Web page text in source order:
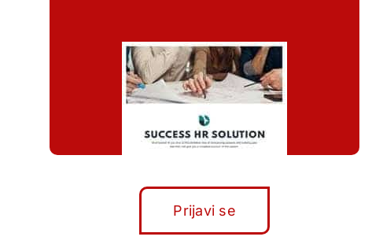
Prijavi se